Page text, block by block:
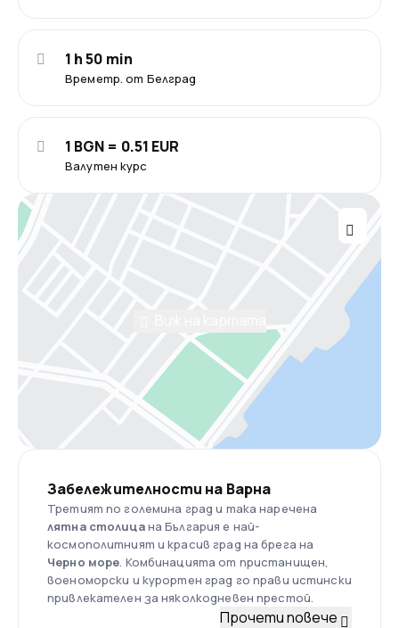
Времетр. от Белград
1 h 50 min
Валутен курс
1 BGN = 0.51 EUR
Забележителности на Варна
Третият по големина град и така наречена
лятна столицана България е най-
космополитният и красив град на брега на
Черно море. Комбинацията от пристанищен,
военоморски и курортен град го прави истински
привлекателен за няколкодневен престой.
Прочети повече